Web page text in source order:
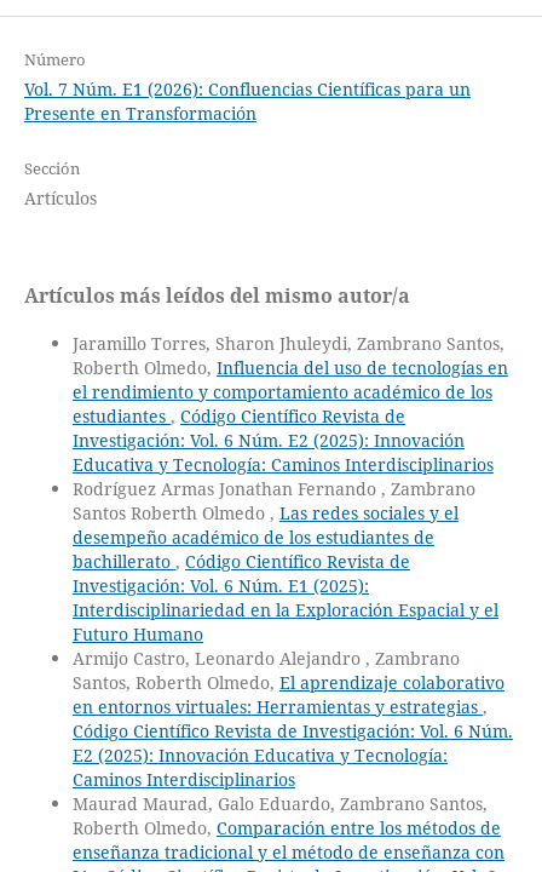
Número
Vol. 7 Núm. E1 (2026): Confluencias Científicas para un
Presente en Transformación
Sección
Artículos
Artículos más leídos del mismo autor/a
Jaramillo Torres, Sharon Jhuleydi, Zambrano Santos,
Roberth Olmedo, Influencia del uso de tecnologías en
el rendimiento y comportamiento académico de los
estudiantes , Código Científico Revista de
Investigación: Vol. 6 Núm. E2 (2025): Innovación
Educativa y Tecnología: Caminos Interdisciplinarios
Rodríguez Armas Jonathan Fernando , Zambrano
Santos Roberth Olmedo , Las redes sociales y el
desempeño académico de los estudiantes de
bachillerato , Código Científico Revista de
Investigación: Vol. 6 Núm. E1 (2025):
Interdisciplinariedad en la Exploración Espacial y el
Futuro Humano
Armijo Castro, Leonardo Alejandro , Zambrano
Santos, Roberth Olmedo, El aprendizaje colaborativo
en entornos virtuales: Herramientas y estrategias ,
Código Científico Revista de Investigación: Vol. 6 Núm.
E2 (2025): Innovación Educativa y Tecnología:
Caminos Interdisciplinarios
Maurad Maurad, Galo Eduardo, Zambrano Santos,
Roberth Olmedo, Comparación entre los métodos de
enseñanza tradicional y el método de enseñanza con